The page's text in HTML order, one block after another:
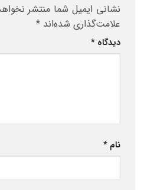
نشانی ایمیل شما منتشر
علامت‌گذاری شده‌اند *
دیدگاه *
نام *